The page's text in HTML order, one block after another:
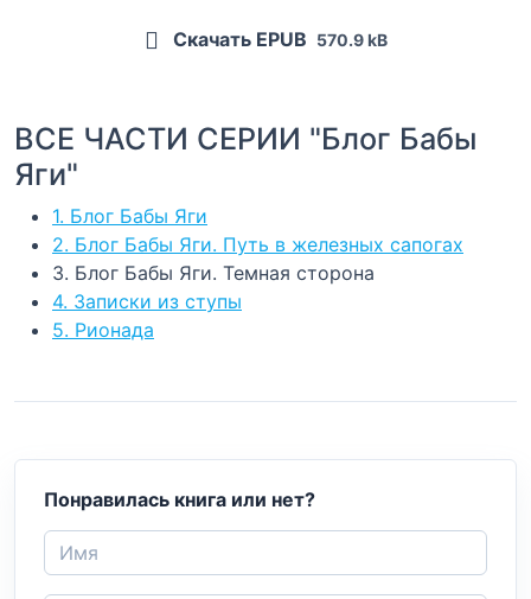
Скачать EPUB 570.9 kB
ВСЕ ЧАСТИ СЕРИИ "Блог Бабы
Яги"
1. Блог Бабы Яги
2. Блог Бабы Яги. Путь в железных сапогах
3. Блог Бабы Яги. Темная сторона
4. Записки из ступы
5. Рионада
Понравилась книга или нет?